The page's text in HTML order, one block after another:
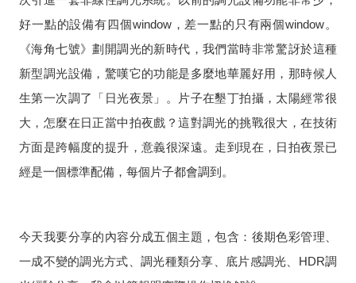
好一點的設備有四個window，差一點的只有兩個window。
《海角七號》劃開調光的新時代，我們當時非常驚訝於這種
新型調光設備，驚嘆它的功能是多麼地華麗好用，那時候人
生第一次調了「日光夜景」。片子在墾丁拍攝，太陽經常很
大，怎麼在日正當中拍夜戲？這對調光的挑戰很大，在技術
方面是跨幅度的提升，意義很深遠。走到現在，日拍夜景已
經是一個標準配備，每個片子都會調到。
今天我要分享的內容分成五個主題，包含：後期色彩管理、
一成不變的調光方式、調光種類分享、底片感調光、
HDR調